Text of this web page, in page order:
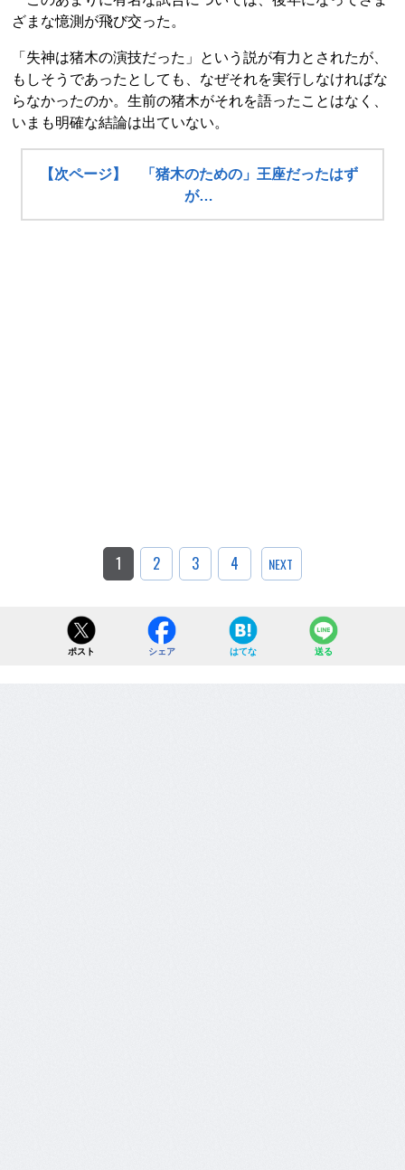
ざまな憶測が飛び交った。
「失神は猪木の演技だった」という説が有力とされたが、
もしそうであったとしても、なぜそれを実行しなければな
らなかったのか。生前の猪木がそれを語ったことはなく、
いまも明確な結論は出ていない。
【次ページ】 「猪木のための」王座だったはず
が…
1 2 3 4 NEXT
ポスト シェア はてな 送る